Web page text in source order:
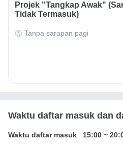
Projek "Tangkap Awak"
Tidak Termasuk)
Tanpa sarapan pagi
Waktu daftar masuk dan
Waktu daftar masuk 15:00 ~